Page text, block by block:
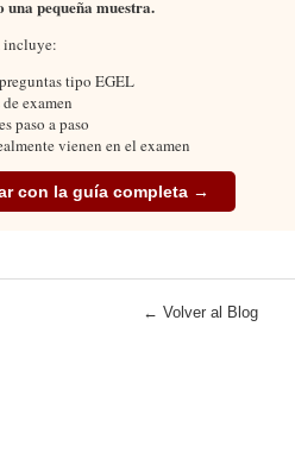
una pequeña muestra.
incluye:
tipo EGEL
examen
paso a paso
vienen en el examen
con la guía completa →
← Volver al Blog